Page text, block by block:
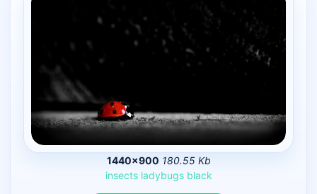
1440×900 180.55 Kb
insects ladybugs black